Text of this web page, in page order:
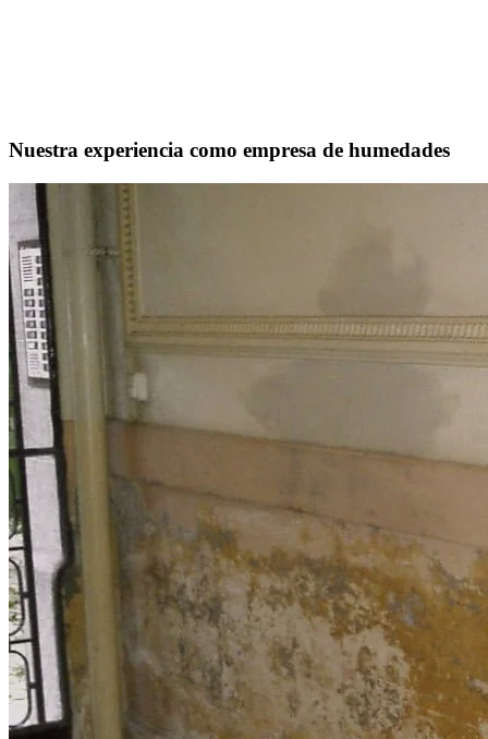
Nuestra experiencia como empresa de humedades